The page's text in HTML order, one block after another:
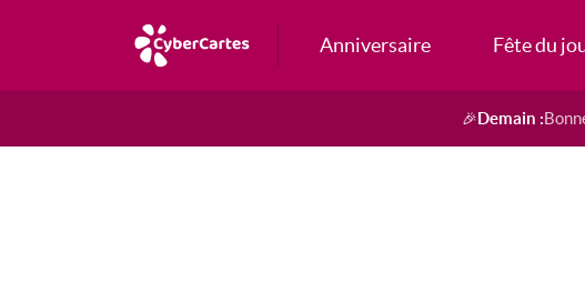
Anniversaire Fête du
🎉Demain :